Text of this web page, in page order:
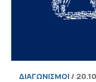
ΔΙΑΓΩΝΙΣΜΟΊ/